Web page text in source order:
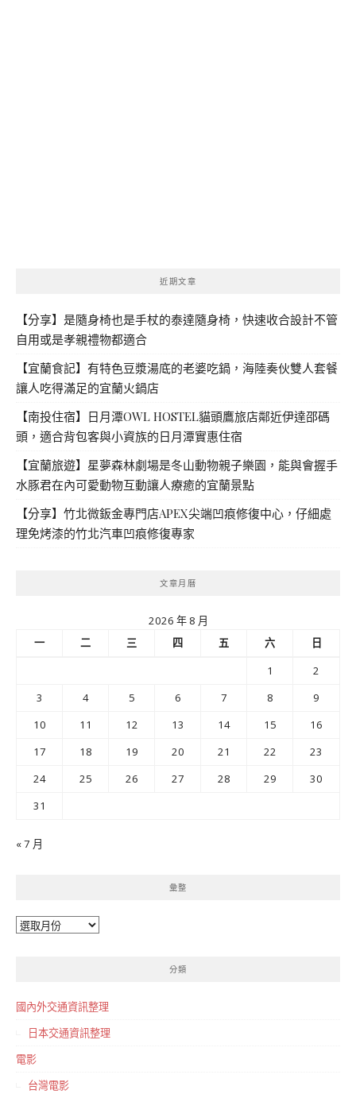
近期文章
【分享】是隨身椅也是手杖的泰達隨身椅，快速收合設計不管
自用或是孝親禮物都適合
【宜蘭食記】有特色豆漿湯底的老婆吃鍋，海陸奏伙雙人套餐
讓人吃得滿足的宜蘭火鍋店
【南投住宿】日月潭OWL HOSTEL貓頭鷹旅店鄰近伊達邵碼
頭，適合背包客與小資族的日月潭實惠住宿
【宜蘭旅遊】星夢森林劇場是冬山動物親子樂園，能與會握手
水豚君在內可愛動物互動讓人療癒的宜蘭景點
【分享】竹北微鈑金專門店APEX尖端凹痕修復中心，仔細處
理免烤漆的竹北汽車凹痕修復專家
文章月曆
2026 年 8 月
一
二 三 四 五 六
日
1
2
3
4 5 6 7 8
9
10
11 12 13 14 15
16
17
18 19 20 21 22
23
24
25 26 27 28 29
30
31
« 7 月
彙整
彙
分類
國內外交通資訊整理
日本交通資訊整理
電影
台灣電影